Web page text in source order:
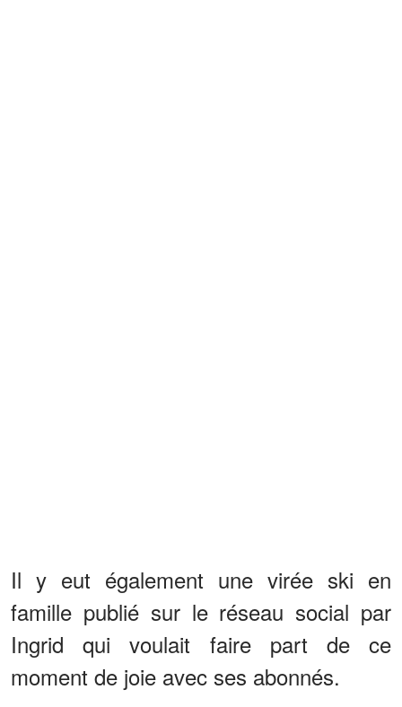
Il y eut également une virée ski en
famille publié sur le réseau social par
Ingrid qui voulait faire part de ce
moment de joie avec ses abonnés.